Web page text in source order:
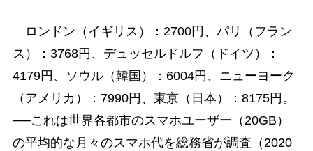
ロンドン（イギリス）：2700円、パリ（フラン
ス）：3768円、デュッセルドルフ（ドイツ）：
4179円、ソウル（韓国）：6004円、ニューヨーク
（アメリカ）：7990円、東京（日本）：8175円。
──これは世界各都市のスマホユーザー（20GB）
の平均的な月々のスマホ代を総務省が調査（2020